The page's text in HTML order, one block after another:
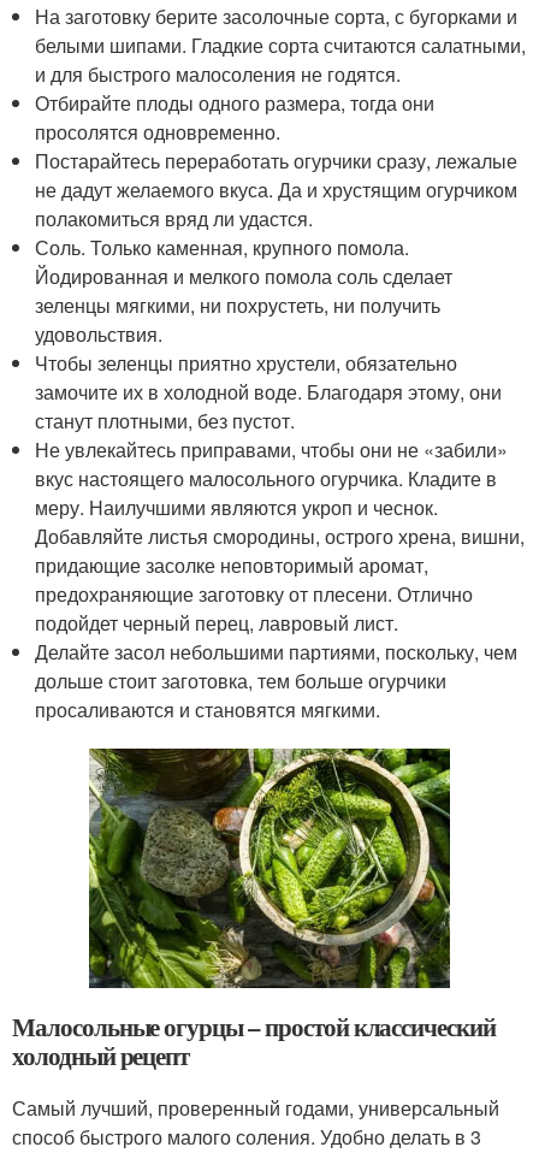
На заготовку берите засолочные сорта, с бугорками и
белыми шипами. Гладкие сорта считаются салатными,
и для быстрого малосоления не годятся.
Отбирайте плоды одного размера, тогда они
просолятся одновременно.
Постарайтесь переработать огурчики сразу, лежалые
не дадут желаемого вкуса. Да и хрустящим огурчиком
полакомиться вряд ли удастся.
Соль. Только каменная, крупного помола.
Йодированная и мелкого помола соль сделает
зеленцы мягкими, ни похрустеть, ни получить
удовольствия.
Чтобы зеленцы приятно хрустели, обязательно
замочите их в холодной воде. Благодаря этому, они
станут плотными, без пустот.
Не увлекайтесь приправами, чтобы они не «забили»
вкус настоящего малосольного огурчика. Кладите в
меру. Наилучшими являются укроп и чеснок.
Добавляйте листья смородины, острого хрена, вишни,
придающие засолке неповторимый аромат,
предохраняющие заготовку от плесени. Отлично
подойдет черный перец, лавровый лист.
Делайте засол небольшими партиями, поскольку, чем
дольше стоит заготовка, тем больше огурчики
просаливаются и становятся мягкими.
Малосольные огурцы – простой классический
холодный рецепт
Самый лучший, проверенный годами, универсальный
способ быстрого малого соления. Удобно делать в 3